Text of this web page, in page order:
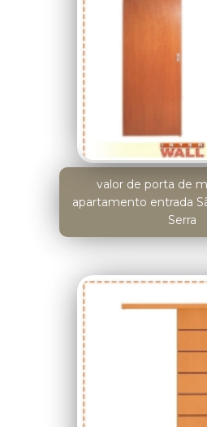
valor de porta de
apartamento entrada
Serra